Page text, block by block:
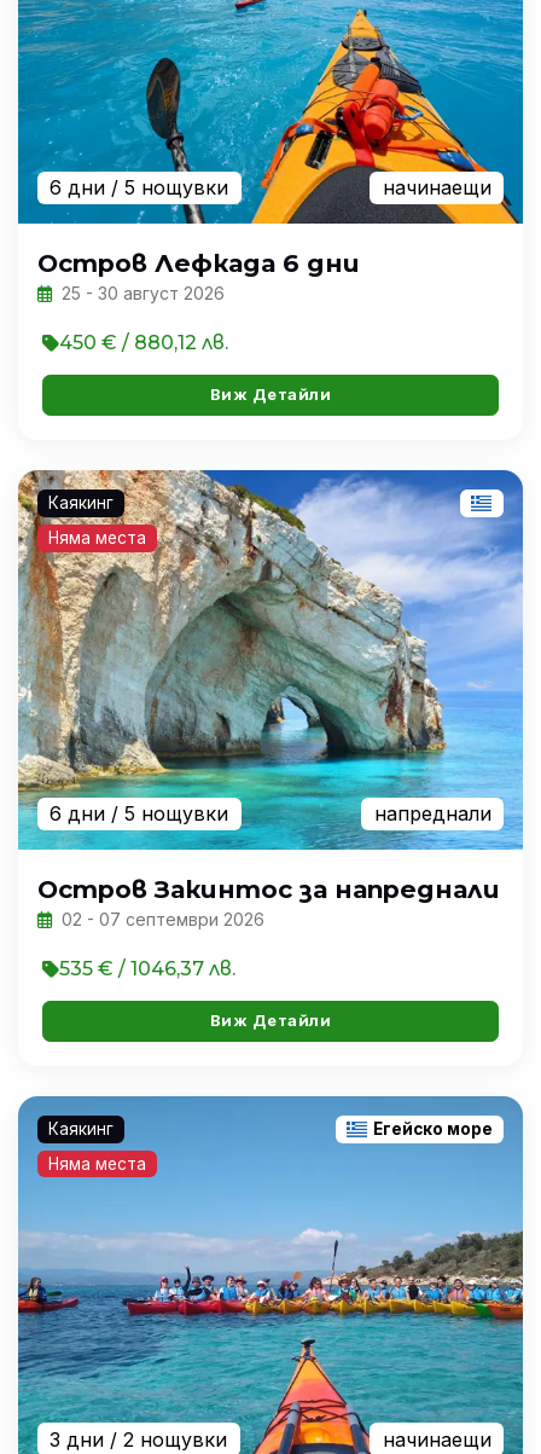
Най-продължителни
6 дни / 5 нощувки начинаещи
Остров Лефкада 6 дни
25 - 30 август 2026
450 € / 880,12 лв.
Виж Детайли
Каякинг
Няма места
6 дни / 5 нощувки напреднали
Остров Закинтос за напреднали
02 - 07 септември 2026
535 € / 1046,37 лв.
Виж Детайли
Каякинг
Егейско море
Няма места
3 дни / 2 нощувки начинаещи